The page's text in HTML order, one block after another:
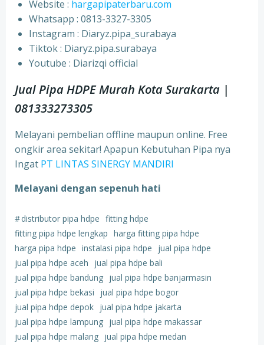
Website : hargapipaterbaru.com
Whatsapp : 0813-3327-3305
⁠Instagram : Diaryz.pipa_surabaya
⁠Tiktok : Diaryz.pipa.surabaya
⁠Youtube : Diarizqi official
Jual Pipa HDPE Murah Kota Surakarta |
081333273305
Melayani pembelian offline maupun online. Free
ongkir area sekitar! Apapun Kebutuhan Pipa nya
Ingat PT LINTAS SINERGY MANDIRI
Melayani dengan sepenuh hati
#distributor pipa hdpe fitting hdpe
fitting pipa hdpe lengkap harga fitting pipa hdpe
harga pipa hdpe instalasi pipa hdpe
jual pipa hdpe
jual pipa hdpe aceh
jual pipa hdpe bali
jual pipa hdpe bandung jual pipa hdpe banjarmasin
jual pipa hdpe bekasi
jual pipa hdpe bogor
jual pipa hdpe depok jual pipa hdpe jakarta
jual pipa hdpe lampung jual pipa hdpe makassar
jual pipa hdpe malang jual pipa hdpe medan